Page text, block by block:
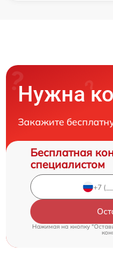
Нужна
Закажите
Бесплатная
специалистом
Нажимая на кнопку